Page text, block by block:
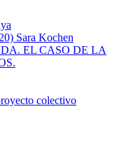
Sara Kochen
EL CASO DE LA
colectivo